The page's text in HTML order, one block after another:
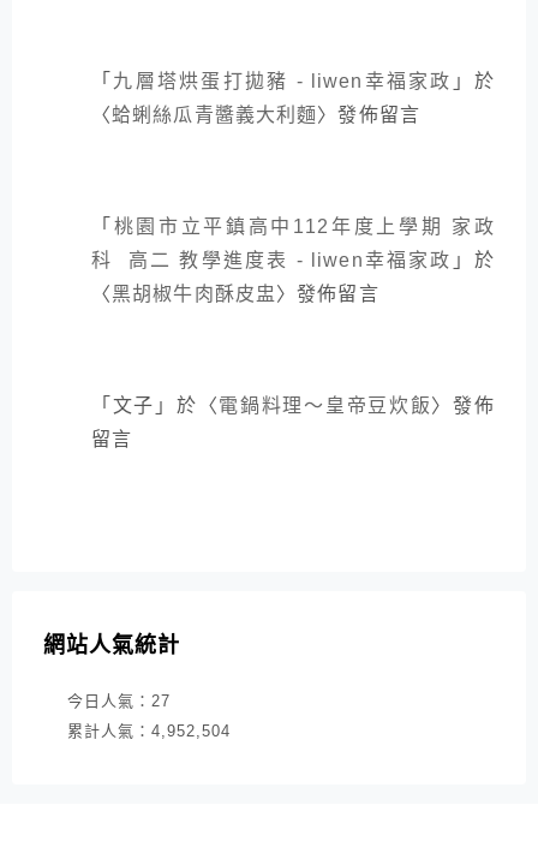
「 九層塔烘蛋打拋豬 - liwen幸福家政 」於
〈蛤蜊絲瓜青醬義大利麵〉發佈留言
「 桃園市立平鎮高中112年度上學期 家政
科 高二 教學進度表 - liwen幸福家政 」於
〈黑胡椒牛肉酥皮盅 〉發佈留言
「 文子 」於〈電鍋料理～皇帝豆炊飯〉發佈
留言
網站人氣統計
今日人氣： 27
累計人氣： 4,952,504